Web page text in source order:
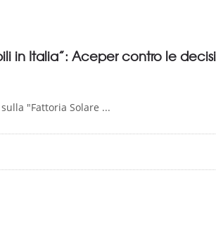
in Italia”: Aceper contro le
"Fattoria Solare ...